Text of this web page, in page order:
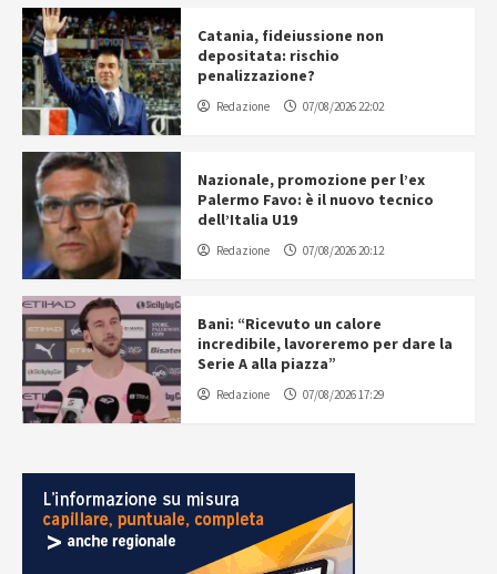
Catania, fideiussione non
depositata: rischio
penalizzazione?
Redazione 07/08/2026 22:02
Nazionale, promozione per l’ex
Palermo Favo: è il nuovo tecnico
dell’Italia U19
Redazione 07/08/2026 20:12
Bani: “Ricevuto un calore
incredibile, lavoreremo per dare la
Serie A alla piazza”
Redazione 07/08/2026 17:29